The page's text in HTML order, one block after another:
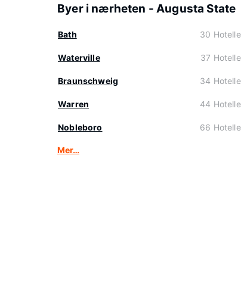
Byer i nærheten - Augusta State
Bath 30
Waterville 37
Braunschweig 34
Warren 44
Nobleboro 66
Mer…